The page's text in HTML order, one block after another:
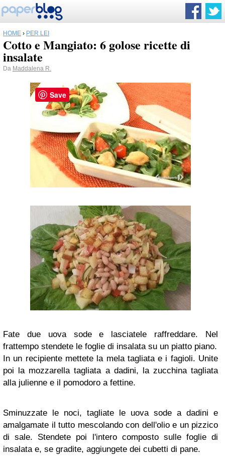
HOME › PER LEI
Cotto e Mangiato: 6 golose ricette di
insalate
Da Maddalena R.
Fate due uova sode e lasciatele raffreddare. Nel
frattempo stendete le foglie di insalata su un piatto piano.
In un recipiente mettete la mela tagliata e i fagioli. Unite
poi la mozzarella tagliata a dadini, la zucchina tagliata
alla julienne e il pomodoro a fettine.
Sminuzzate le noci, tagliate le uova sode a dadini e
amalgamate il tutto mescolando con dell'olio e un pizzico
di sale. Stendete poi l'intero composto sulle foglie di
insalata e, se gradite, aggiungete dei cubetti di pane.
Save